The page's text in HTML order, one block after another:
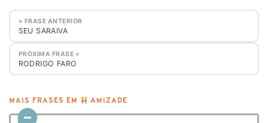
« FRASE ANTERIOR
SEU SARAIVA
PRÓXIMA FRASE »
RODRIGO FARO
MAIS FRASES EM AMIZADE